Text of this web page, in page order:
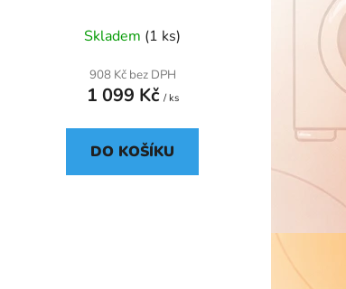
Skladem (1 ks)
908 Kč bez DPH
1 099 Kč / ks
DO KOŠÍKU